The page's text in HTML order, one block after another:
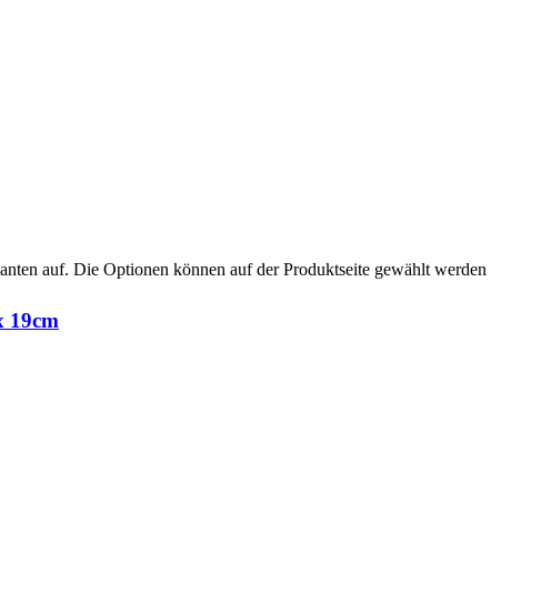
auf. Die Optionen können auf der Produktseite gewählt werden
19cm